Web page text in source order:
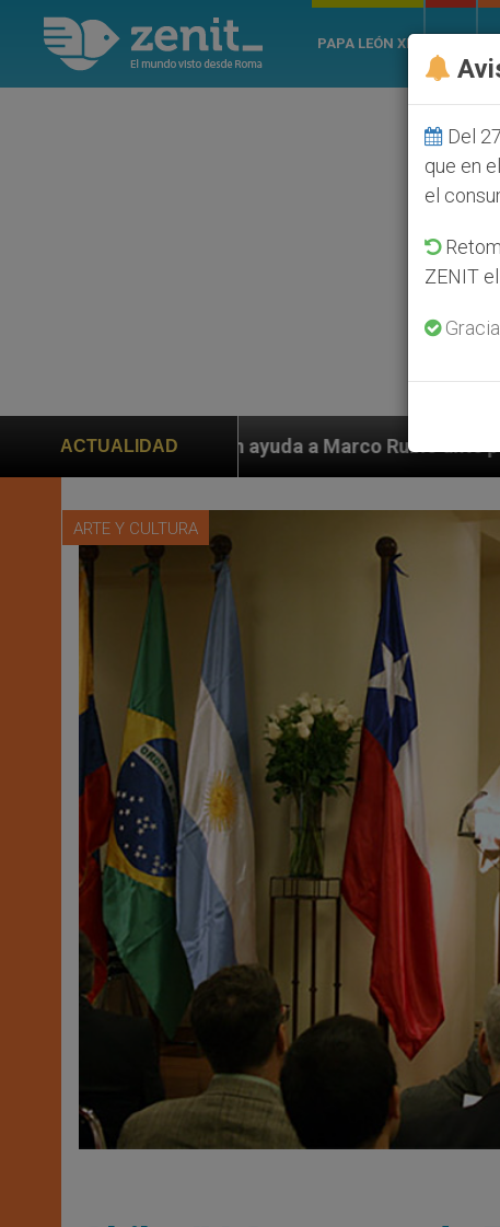
PAPA LEÓN XIV
ACTUALIDAD
a Marco Rubio ante persecución de colonos
ARTE Y CULTURA
Del
que en
el
ZENIT